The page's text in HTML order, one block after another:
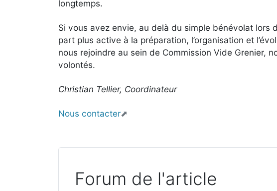
longtemps.
Si vous avez envie, au delà du simple bénévolat lors
part plus active à la préparation, l’organisation et
nous rejoindre au sein de Commission Vide Grenier,
volontés.
Christian Tellier, Coordinateur
Nous contacter
Forum de l'article